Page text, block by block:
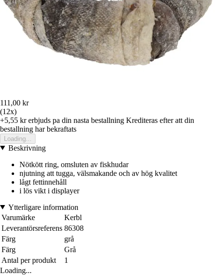
111,00 kr
(12x)
+5,55 krerbjuds pa din nasta bestallning Krediteras efter att din
bestallning har bekraftats
Loading...
Beskrivning
Nötkött ring, omsluten av fiskhudar
njutning att tugga, välsmakande och av hög kvalitet
lågt fettinnehåll
i lös vikt i displayer
Ytterligare information
Varumärke
Kerbl
Leverantörsreferens 86308
Färg
grå
Färg
Grå
Antal per produkt
1
Loading...